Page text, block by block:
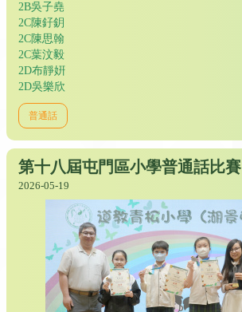
2B吳子堯
2C陳釨鈅
2C陳思翰
2C葉汶毅
2D布靜姸
2D吳樂欣
普通話
第十八屆屯門區小學普通話比賽
2026-05-19